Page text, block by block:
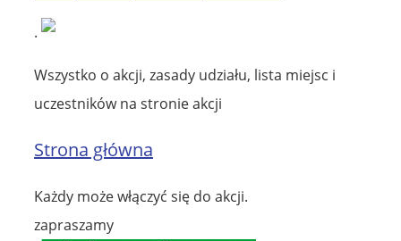
.
Wszystko o akcji, zasady udziału, lista miejsc i
uczestników na stronie akcji
Strona główna
Każdy może włączyć się do akcji.
zapraszamy